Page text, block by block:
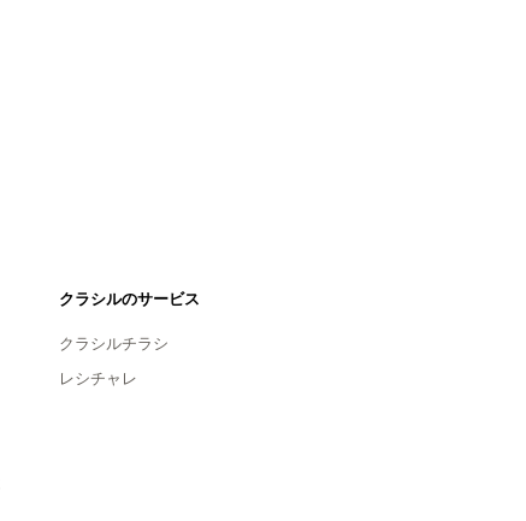
クラシルのサービス
クラシルチラシ
レシチャレ